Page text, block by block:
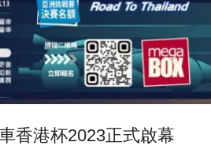
香港杯2023正式啟幕